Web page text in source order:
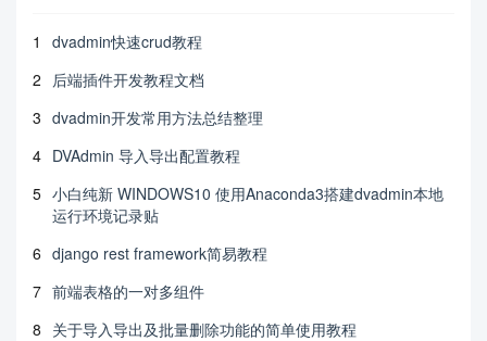
1
dvadmin快速crud教程
2 后端插件开发教程文档
3 dvadmin开发常用方法总结整理
4 DVAdmin 导入导出配置教程
5 小白纯新 WINDOWS10 使用Anaconda3搭建dvadmin本地
运行环境记录贴
6 django rest framework简易教程
7 前端表格的一对多组件
8 关于导入导出及批量删除功能的简单使用教程